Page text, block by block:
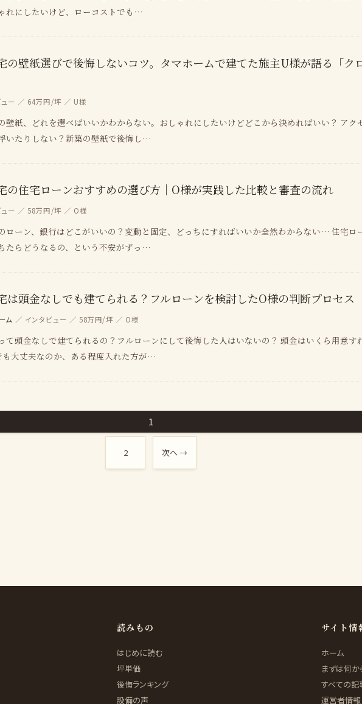
れにしたいけど、ローコストでも…
の壁紙選びで後悔しないコツ。タマホームで建てた施主U様が語る「ク
ュー ／ 64万円/坪 ／ U様
壁紙、どれを選べばいいかわからない。おしゃれにしたいけどどこから決めればいい？ アク
いたりしない？新築の壁紙で後悔し…
の住宅ローンおすすめの選び方｜O様が実践した比較と審査の流れ
ュー ／ 58万円/坪 ／ O様
ローン、銀行はどこがいいの？変動と固定、どっちにすればいいか全然わからない… 住宅ロ
たらどうなるの、という不安がずっ…
は頭金なしでも建てられる？フルローンを検討したO様の判断プロセス
ム ／ インタビュー ／ 58万円/坪 ／ O様
て頭金なしで建てられるの？フルローンにして後悔した人はいないの？ 頭金はいくら用意す
も大丈夫なのか、ある程度入れた方が…
1
2 次へ →
読みもの
はじめに読む
坪単価
後悔ランキング
設備の声
サイト情
ホーム
まずは何か
すべての記
運営者情報